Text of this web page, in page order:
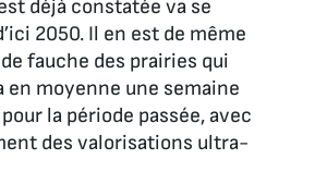
déjà constatée va se
2050. Il en est de même
fauche des prairies qui
moyenne une semaine
la période passée, avec
des valorisations ultra-